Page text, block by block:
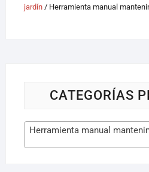
jardín/ Herramienta manual
CATEGORÍAS
Herramienta manual